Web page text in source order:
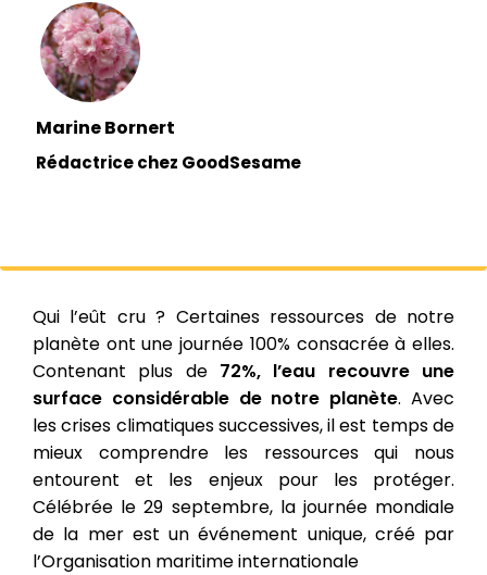
Marine Bornert
Rédactrice chez GoodSesame
Qui l’eût cru ? Certaines ressources de notre
planète ont une journée 100% consacrée à elles.
Contenant plus de 72%, l’eau recouvre une
surface considérable de notre planète. Avec
les crises climatiques successives, il est temps de
mieux comprendre les ressources qui nous
entourent et les enjeux pour les protéger.
Célébrée le 29 septembre, la journée mondiale
de la mer est un événement unique, créé par
l’Organisation maritime internationale